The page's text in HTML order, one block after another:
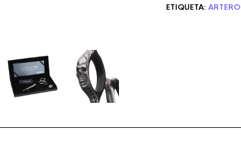
ETIQUETA: ARTERO